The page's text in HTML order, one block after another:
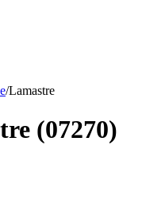
/Lamastre
(07270)